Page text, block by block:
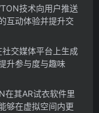
技术向用户推送
互动体验并提升交
交媒体平台上生成
升参与度与趣味
在其AR试衣软件里
够在虚拟空间内更